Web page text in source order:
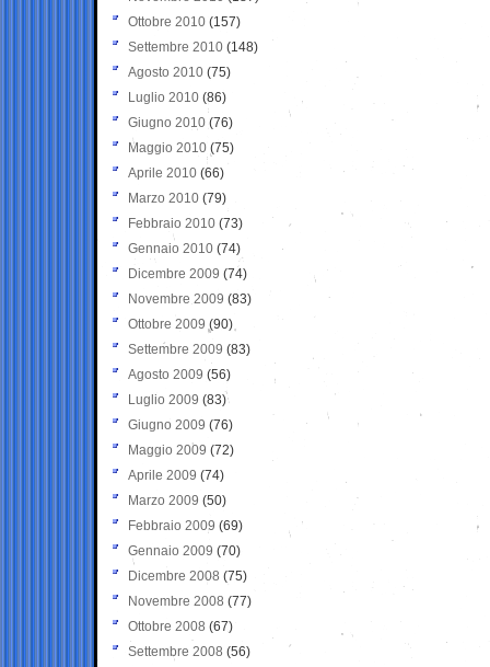
Ottobre 2010 (157)
Settembre 2010 (148)
Agosto 2010 (75)
Luglio 2010 (86)
Giugno 2010 (76)
Maggio 2010 (75)
Aprile 2010 (66)
Marzo 2010 (79)
Febbraio 2010 (73)
Gennaio 2010 (74)
Dicembre 2009 (74)
Novembre 2009 (83)
Ottobre 2009 (90)
Settembre 2009 (83)
Agosto 2009 (56)
Luglio 2009 (83)
Giugno 2009 (76)
Maggio 2009 (72)
Aprile 2009 (74)
Marzo 2009 (50)
Febbraio 2009 (69)
Gennaio 2009 (70)
Dicembre 2008 (75)
Novembre 2008 (77)
Ottobre 2008 (67)
Settembre 2008 (56)